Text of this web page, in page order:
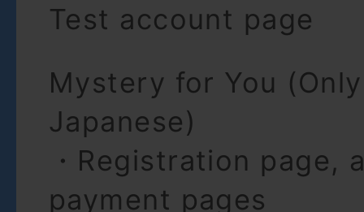
Test account page
Mystery for You
Japanese)
・Registration page,
payment pages